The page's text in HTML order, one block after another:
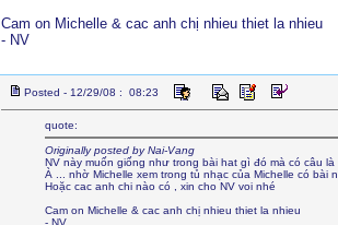
Cam on Michelle & cac anh chị nhieu thiet la nhieu
- NV
Posted - 12/29/08 : 08:23
quote:
Originally posted by Nai-Vang
NV này muốn giống như trong bài hat gì đó mà có câu
À ... nhờ Michelle xem trong tủ nhạc của Michelle có bài
Hoặc cac anh chi nào có , xin cho NV voi nhé
Cam on Michelle & cac anh chị nhieu thiet la nhieu
- NV